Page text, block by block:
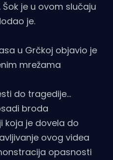
je u ovom slučaju
je.
u Grčkoj objavio je
mrežama
do tragedije…
broda
koja je dovela do
ovog videa
opasnosti